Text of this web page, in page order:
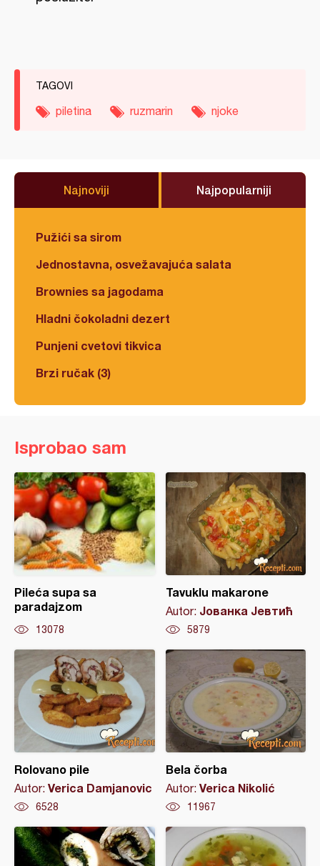
TAGOVI
piletina ruzmarin njoke
Najnoviji Najpopularniji
Pužići sa sirom
Jednostavna, osvežavajuća salata
Brownies sa jagodama
Hladni čokoladni dezert
Punjeni cvetovi tikvica
Brzi ručak (3)
Isprobao sam
Pileća supa sa
paradajzom
13078
Tavuklu makarone
Autor: Јованка Јевтић
5879
Rolovano pile
Autor: Verica Damjanovic
6528
Bela čorba
Autor: Verica Nikolić
11967